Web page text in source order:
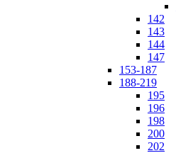
142
143
144
147
153-187
188-219
195
196
198
200
202